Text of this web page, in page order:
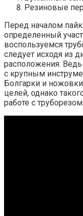
Резиновые
Перед началом
определенный
воспользуемся
следует исходя из
расположения. Ведь
с крупным
Болгарки и
целей, однако
работе с